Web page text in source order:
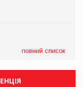
повний список